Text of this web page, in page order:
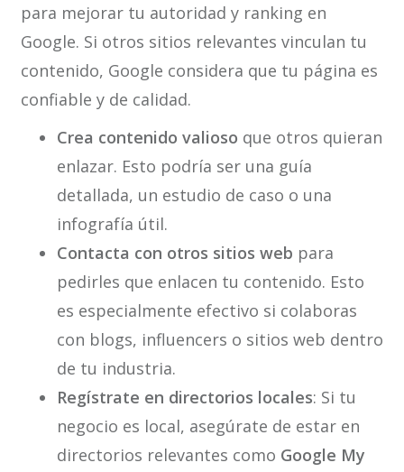
para mejorar tu autoridad y ranking en
Google. Si otros sitios relevantes vinculan tu
contenido, Google considera que tu página es
confiable y de calidad.
Crea contenido valioso que otros quieran
enlazar. Esto podría ser una guía
detallada, un estudio de caso o una
infografía útil.
Contacta con otros sitios web para
pedirles que enlacen tu contenido. Esto
es especialmente efectivo si colaboras
con blogs, influencers o sitios web dentro
de tu industria.
Regístrate en directorios locales: Si tu
negocio es local, asegúrate de estar en
directorios relevantes como Google My